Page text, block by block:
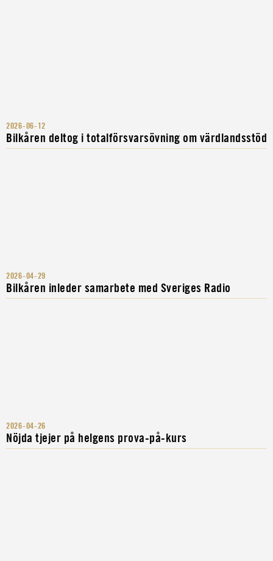
2026-06-12
Bilkåren deltog i totalförsvarsövning om värdlandsstöd
2026-04-29
Bilkåren inleder samarbete med Sveriges Radio
2026-04-26
Nöjda tjejer på helgens prova-på-kurs